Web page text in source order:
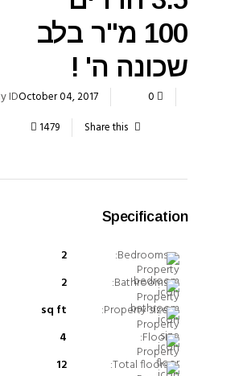
100 מ"ר בלב
שכונה ה' !
October 04, 2017
0
1479
Share this
ID:
Specification
Bedrooms:
2
Bathrooms:
2
Property size:
sq ft
Floor:
4
Total floors:
12